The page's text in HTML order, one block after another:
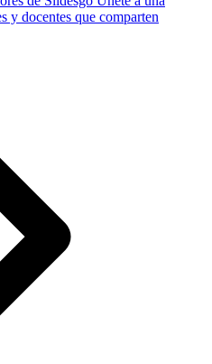
y docentes que comparten